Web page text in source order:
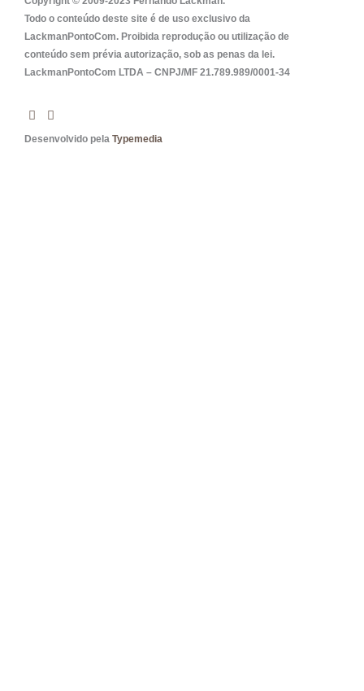
*
Todo o conteúdo deste site é de uso exclusivo da
LackmanPontoCom. Proibida reprodução ou utilização de
conteúdo sem prévia autorização, sob as penas da lei.
LackmanPontoCom LTDA – CNPJ/MF 21.789.989/0001-34
Desenvolvido pela Typemedia